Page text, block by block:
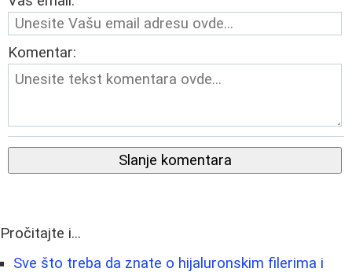
Komentar:
Slanje komentara
Pročitajte i...
Sve što treba da znate o hijaluronskim filerima i